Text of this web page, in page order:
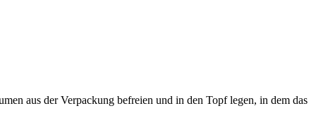
aus der Verpackung befreien und in den Topf legen, in dem das